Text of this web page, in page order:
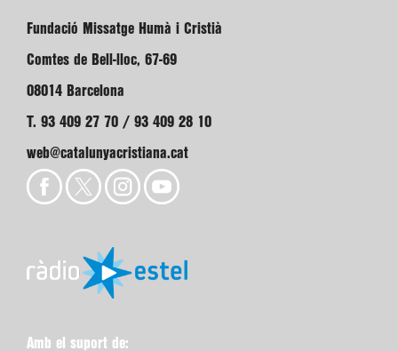
Fundació Missatge Humà i Cristià
Comtes de Bell-lloc, 67-69
08014 Barcelona
T. 93 409 27 70 / 93 409 28 10
web@catalunyacristiana.cat
Amb el suport de: